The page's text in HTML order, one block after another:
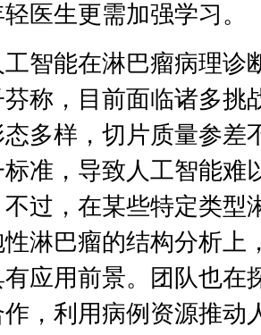
医生更需加强学习。
能在淋巴瘤病理诊
称，目前面临诸多挑
多样，切片质量参差
准，导致人工智能难
过，在某些特定类型
淋巴瘤的结构分析上
应用前景。团队也在
，利用病例资源推动